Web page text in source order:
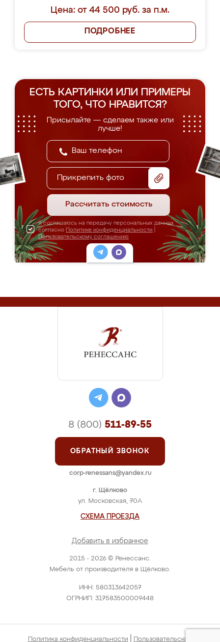
Цена: от 44 500 руб. за п.м.
ПОДРОБНЕЕ
ЕСТЬ КАРТИНКИ ИЛИ ПРИМЕРЫ
ТОГО, ЧТО НРАВИТСЯ?
Присылайте — сделаем также или
лучше!
Прикрепить фото
Рассчитать стоимость
Я соглашаюсь на передачу персональных данных
согласно Политике конфиденциальности
Пользовательскому соглашению
2015 - 2026 © Ренессанс.
Мебель от производителя в Щёлково.
ИНН: 580313642057
ОГРНИП: 317583500009448
г. Щёлково
ул. Московская, 70А
СХЕМА ПРОЕЗДА
Добавить в избранное
8 (800) 511-89-55
ОБРАТНЫЙ ЗВОНОК
corp-renessans@yandex.ru
Политика конфиденциальности Пользовательское